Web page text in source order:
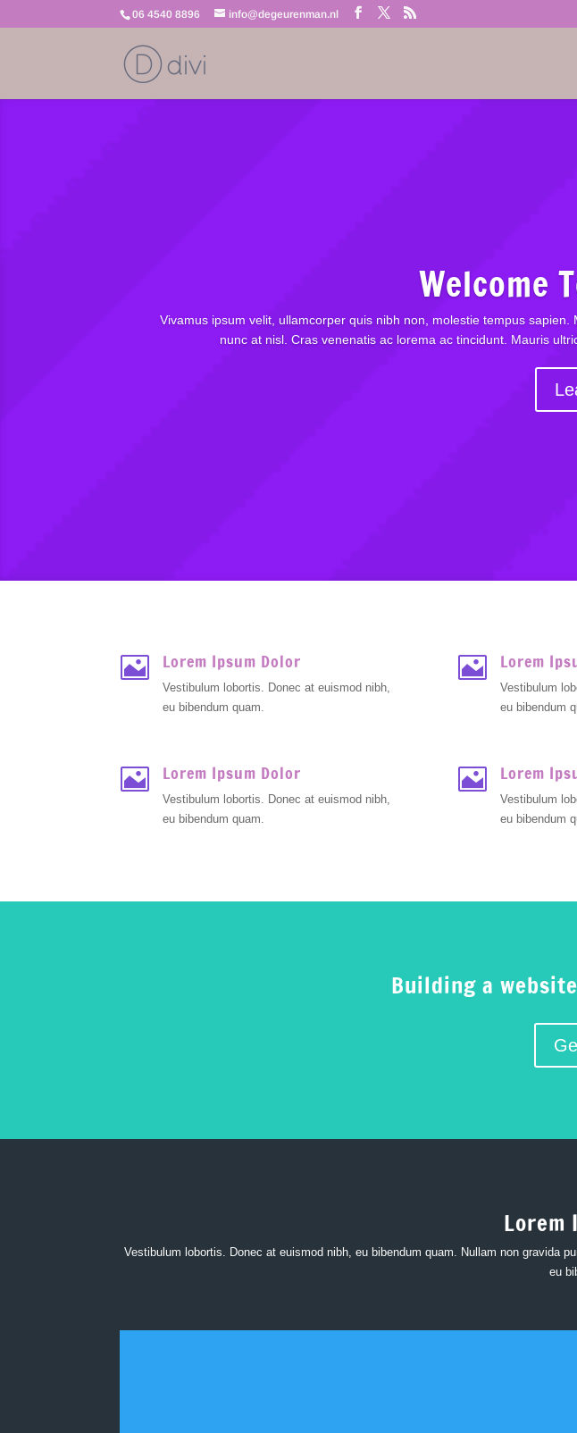
06 4540 8896 info@degeurenman.nl
Welcome
Vivamus ipsum velit, ullamcorper quis nibh non, molestie tempus
nunc at nisl. Cras venenatis ac lorema ac tincidunt. Mauris
 Lorem Ipsum Dolor
Vestibulum lobortis. Donec at euismod nibh,
eu bibendum quam.
 Lorem
Vestibulum
eu bibendum
 Lorem Ipsum Dolor
Vestibulum lobortis. Donec at euismod nibh,
eu bibendum quam.
 Lorem
Vestibulum
eu bibendum
Building a
Lorem
Vestibulum lobortis. Donec at euismod nibh, eu bibendum quam. Nullam non gravida
eu